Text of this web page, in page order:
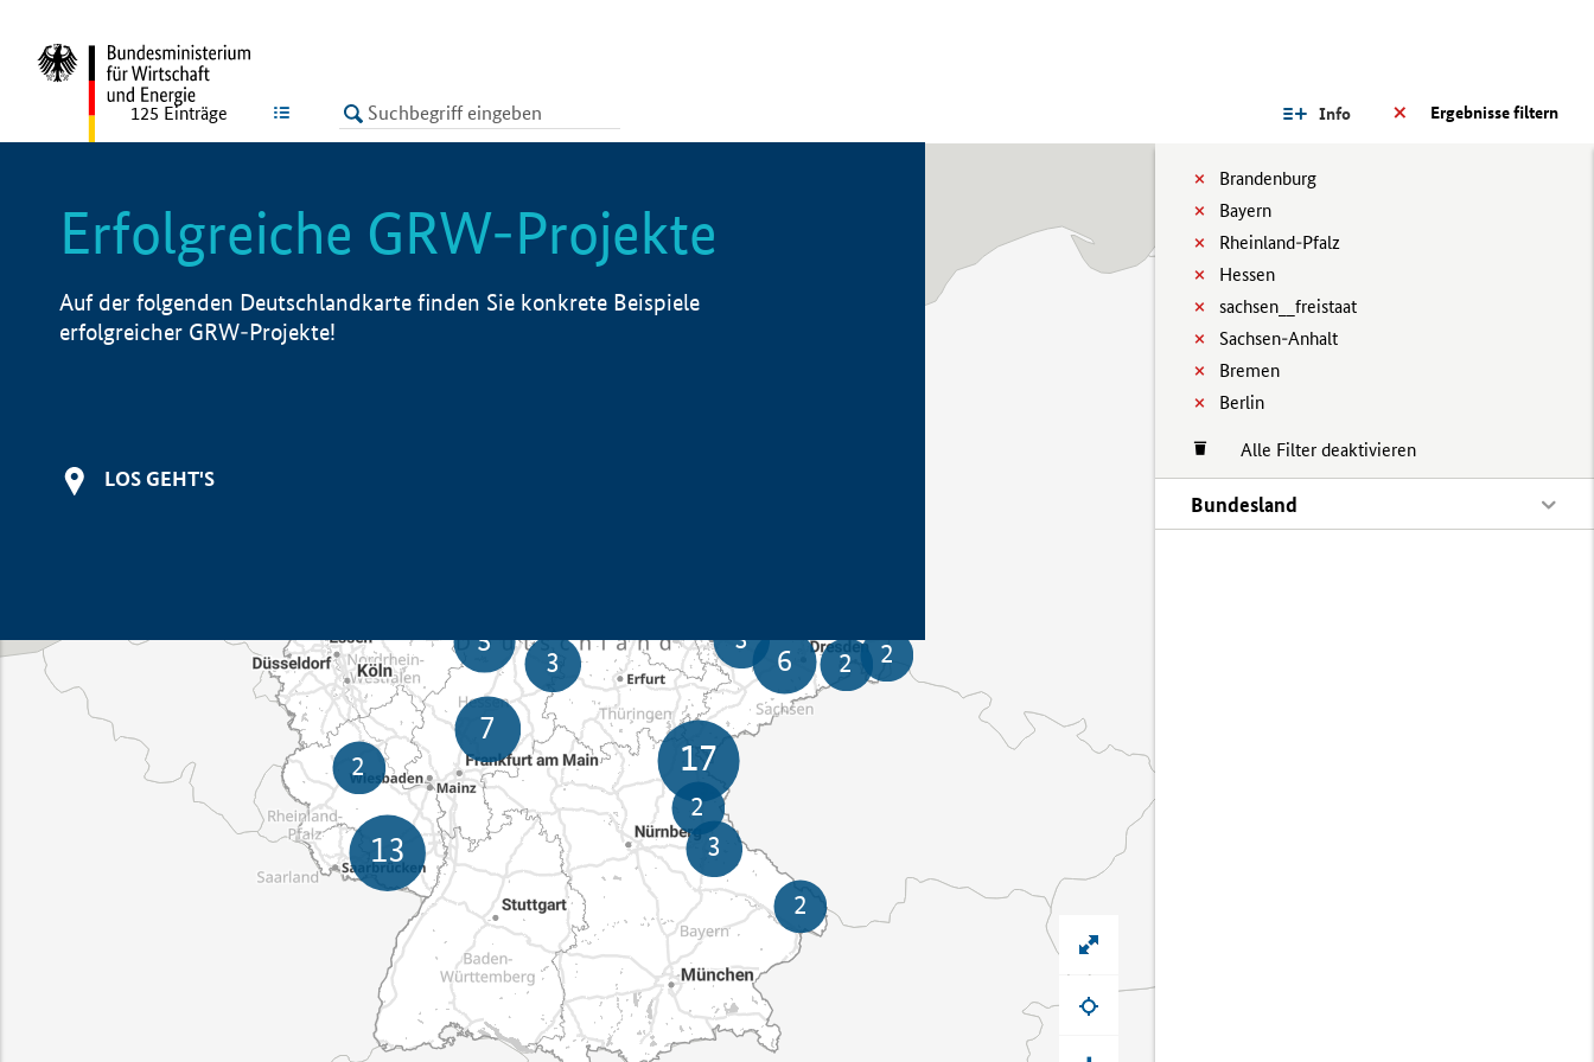
LISTE Ergebnisse filtern
Info
Brandenburg
Bayern
Rheinland-Pfalz
Hessen
sachsen__freistaat
Sachsen-Anhalt
Bremen
Berlin
Alle Filter deaktivieren
Bundesland
125 Einträge
Erfolgreiche GRW-Projekte
Auf der folgenden Deutschlandkarte finden Sie konkrete Beispiele
erfolgreicher GRW-Projekte!
LOS GEHT'S